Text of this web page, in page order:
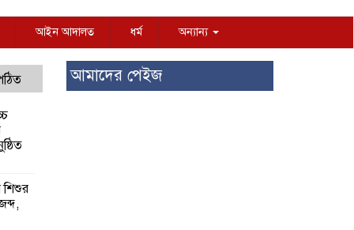
আইন আদালত ধর্ম অন্যান্য
শিশুর
আমাদের পেইজ